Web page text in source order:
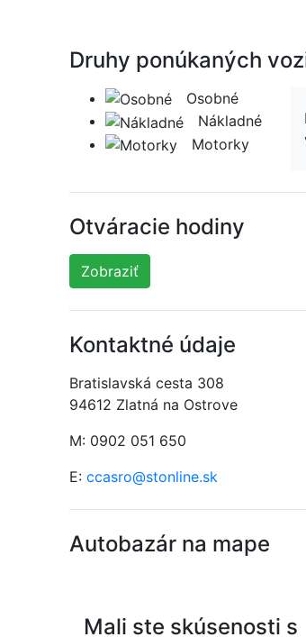
Druhy ponúkaných
Osobné
Nákladné
Motorky
Otváracie hodiny
Zobraziť
Kontaktné údaje
Bratislavská cesta 308
94612 Zlatná na Ostrove
M: 0902 051 650
E: ccasro@stonline.sk
Autobazár na mape
Mali ste skúsenosti s